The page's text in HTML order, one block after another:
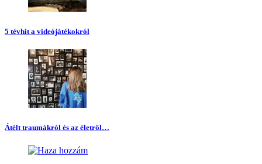
5 tévhit a videójátékokról
Átélt traumákról és az életről…